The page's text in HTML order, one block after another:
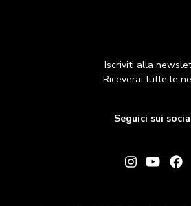
Iscriviti alla
Riceverai tutte le
Seguici sui